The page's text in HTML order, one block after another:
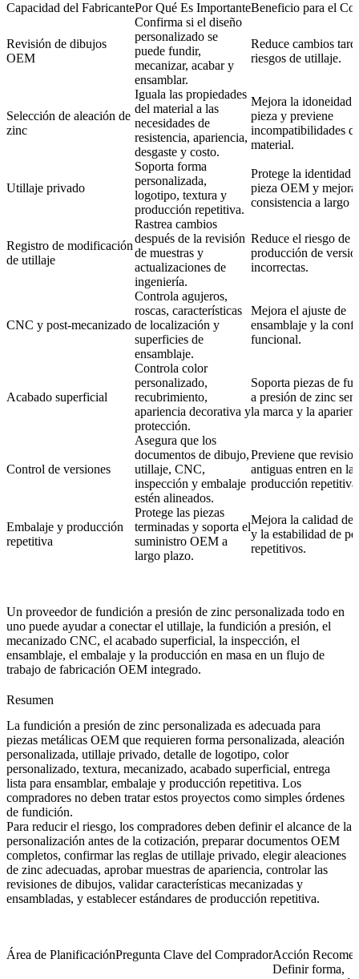
Capacidad del FabricantePor Qué Es ImportanteBeneficio para el
Revisión de dibujos
OEM
Confirma si el diseño
personalizado se
puede fundir,
mecanizar, acabar y
ensamblar.
Reduce cambios
riesgos de utillaje.
Selección de aleación de
zinc
Iguala las propiedades
del material a las
necesidades de
resistencia, apariencia,
desgaste y costo.
Mejora la idoneidad
pieza y previene
incompatibilidades
material.
Utillaje privado
Soporta forma
personalizada,
logotipo, textura y
producción repetitiva.
Protege la identidad
pieza OEM y mejora
consistencia a largo
Registro de modificación
de utillaje
Rastrea cambios
después de la revisión
de muestras y
actualizaciones de
ingeniería.
Reduce el riesgo de
producción de
incorrectas.
CNC y post-mecanizado
Controla agujeros,
roscas, características
de localización y
superficies de
ensamblaje.
Mejora el ajuste de
ensamblaje y la
funcional.
Acabado superficial
Controla color
personalizado,
recubrimiento,
apariencia decorativa y
protección.
Soporta piezas de
a presión de zinc
la marca y la
Control de versiones
Asegura que los
documentos de dibujo,
utillaje, CNC,
inspección y embalaje
estén alineados.
Previene que
antiguas entren en la
producción
Embalaje y producción
repetitiva
Protege las piezas
terminadas y soporta el
suministro OEM a
largo plazo.
Mejora la calidad de
y la estabilidad de
repetitivos.
Un proveedor de fundición a presión de zinc personalizada todo en
uno puede ayudar a conectar el utillaje, la fundición a presión, el
mecanizado CNC, el acabado superficial, la inspección, el
ensamblaje, el embalaje y la producción en masa en un flujo de
trabajo de fabricación OEM integrado.
Resumen
La fundición a presión de zinc personalizada es adecuada para
piezas metálicas OEM que requieren forma personalizada, aleación
personalizada, utillaje privado, detalle de logotipo, color
personalizado, textura, mecanizado, acabado superficial, entrega
lista para ensamblar, embalaje y producción repetitiva. Los
compradores no deben tratar estos proyectos como simples órdenes
de fundición.
Para reducir el riesgo, los compradores deben definir el alcance de la
personalización antes de la cotización, preparar documentos OEM
completos, confirmar las reglas de utillaje privado, elegir aleaciones
de zinc adecuadas, aprobar muestras de apariencia, controlar las
revisiones de dibujos, validar características mecanizadas y
ensambladas, y establecer estándares de producción repetitiva.
Área de PlanificaciónPregunta Clave del CompradorAcción
Definir forma,